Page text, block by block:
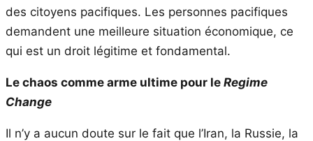
des citoyens pacifiques. Les personnes pacifiques
demandent une meilleure situation économique, ce
qui est un droit légitime et fondamental.
Le chaos comme arme ultime pour le Regime
Change
Il n’y a aucun doute sur le fait que l’Iran, la Russie, la